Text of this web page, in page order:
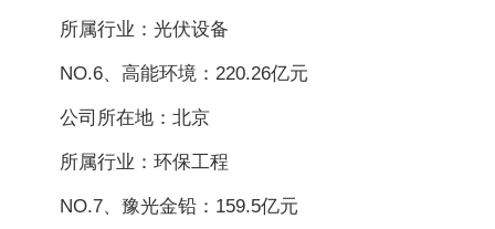
所属行业：光伏设备
NO.6、高能环境：220.26亿元
公司所在地：北京
所属行业：环保工程
NO.7、豫光金铅：159.5亿元